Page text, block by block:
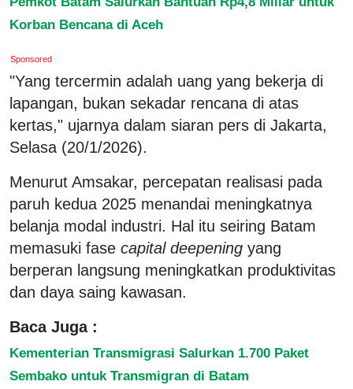
Korban Bencana di Aceh
Sponsored
"Yang tercermin adalah uang yang bekerja di
lapangan, bukan sekadar rencana di atas
kertas," ujarnya dalam siaran pers di Jakarta,
Selasa (20/1/2026).
Menurut Amsakar, percepatan realisasi pada
paruh kedua 2025 menandai meningkatnya
belanja modal industri. Hal itu seiring Batam
memasuki fase capital deepening yang
berperan langsung meningkatkan produktivitas
dan daya saing kawasan.
Baca Juga :
Kementerian Transmigrasi Salurkan 1.700 Paket
Sembako untuk Transmigran di Batam